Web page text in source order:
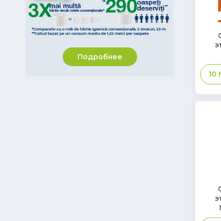
Vileda Professional
Biopack Trading Bokashi
Afacan Plastik
Pudu Robotics
Подробнее
10